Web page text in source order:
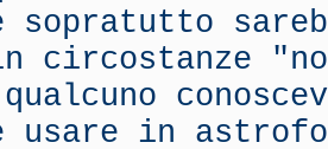
sopratutto
circostanze
usare in